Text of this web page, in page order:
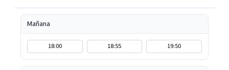
Mañana
18:00 18:55 19:50